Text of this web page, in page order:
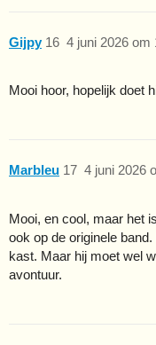
Gijpy 4 juni 2026 om
16
Mooi hoor, hopelijk doet
Marbleu 4 juni 2026
17
Mooi, en cool, maar het
ook op de originele
kast. Maar hij moet wel
avontuur.